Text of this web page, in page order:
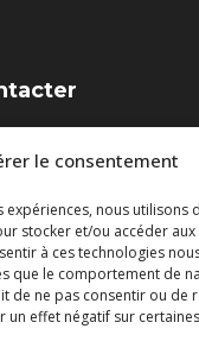
le consentement
nous utilisons
stocker et/ou accéder
à ces technologies
que le comportement de
de ne pas consentir ou de
un effet négatif sur
85220 Landevieille
95 52
95 50
viaud.fr